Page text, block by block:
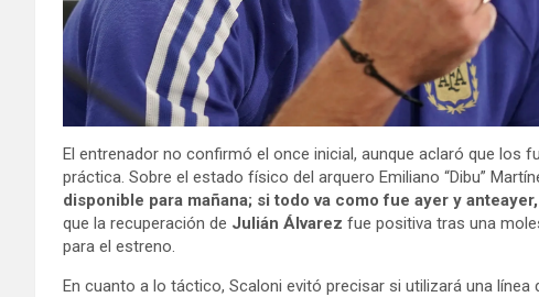
El entrenador no confirmó el once inicial, aunque aclaró que
práctica. Sobre el estado físico del arquero Emiliano “Dibu”
disponible para mañana; si todo va como fue ayer y
que la recuperación de Julián Álvarez fue positiva tras una
para el estreno.
En cuanto a lo táctico, Scaloni evitó precisar si utilizará una